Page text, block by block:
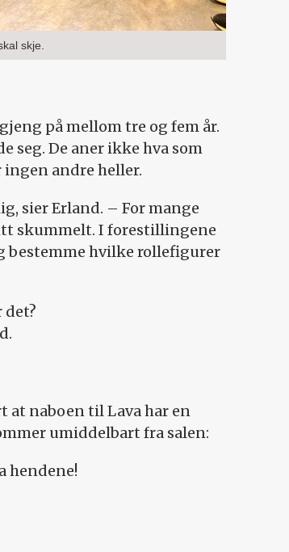
skje.
på mellom tre og fem år.
seg. De aner ikke hva som
andre heller.
sier Erland. – For mange
skummelt. I forestillingene
bestemme hvilke rollefigurer
det?
at naboen til Lava har en
umiddelbart fra salen:
hendene!